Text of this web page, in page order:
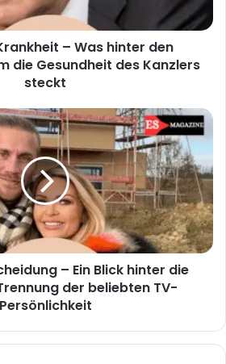
– Was hinter den
die Gesundheit des Kanzlers
steckt
– Ein Blick hinter die
der beliebten TV-
Persönlichkeit